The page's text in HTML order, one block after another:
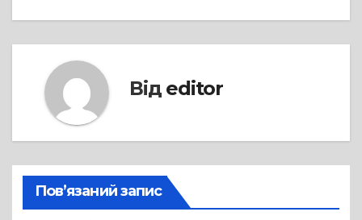
Від editor
Пов’язаний запис